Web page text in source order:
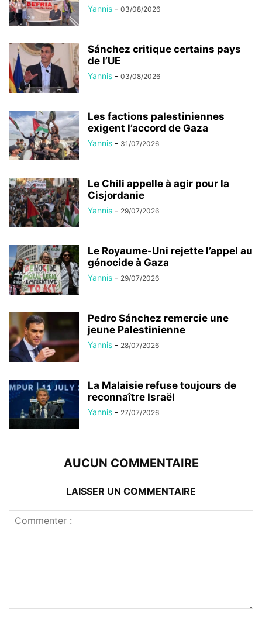
Yannis - 03/08/2026
Sánchez critique certains pays
de l’UE
Yannis - 03/08/2026
Les factions palestiniennes
exigent l’accord de Gaza
Yannis - 31/07/2026
Le Chili appelle à agir pour la
Cisjordanie
Yannis - 29/07/2026
Le Royaume-Uni rejette l’appel au
génocide à Gaza
Yannis - 29/07/2026
Pedro Sánchez remercie une
jeune Palestinienne
Yannis - 28/07/2026
La Malaisie refuse toujours de
reconnaître Israël
Yannis - 27/07/2026
AUCUN COMMENTAIRE
LAISSER UN COMMENTAIRE